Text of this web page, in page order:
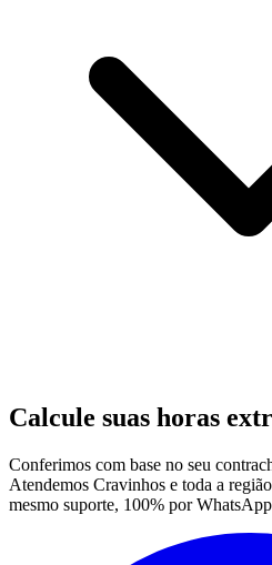
Calcule suas horas
Conferimos com base no seu
Atendemos Cravinhos e toda a
mesmo suporte, 100% por